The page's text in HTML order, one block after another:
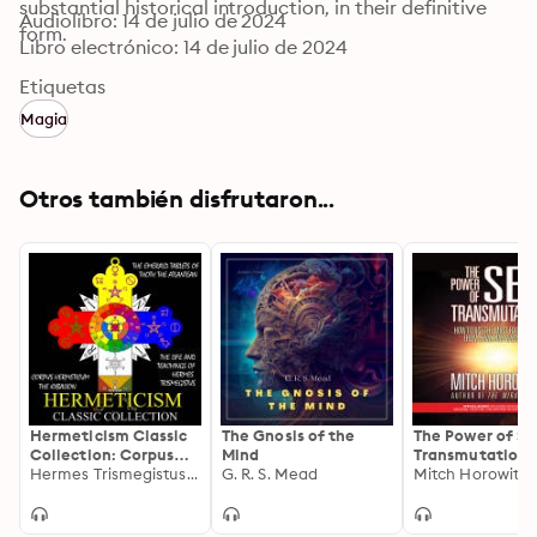
substantial historical introduction, in their definitive
form.
Audiolibro: 14 de julio de 2024
Libro electrónico: 14 de julio de 2024
Etiquetas
Magia
Otros también disfrutaron...
Hermeticism Classic
Collection: Corpus
Hermeticum, The
Emerald Tablets of
Hermes Trismegistus, Three Initiates, Manly P. Hall, M. Doreal
The Gnosis of the
Mind
G. R. S. Mead
The Power of
Transmutation:
to Use the Most
Think and Grow
Mitch Horowitz